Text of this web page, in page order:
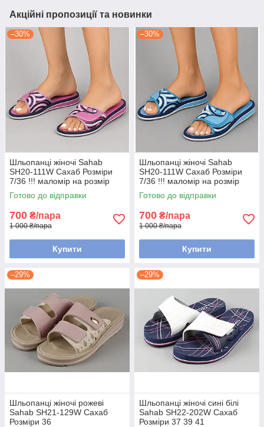
Акційні пропозиції та новинки
–30%
Шльопанці жіночі Sahab
SH20-111W Сахаб Розміри
7/36 !!! маломір на розмір
Готово до відправки
700 ₴/пара
1 000 ₴/пара
Купити
–30%
Шльопанці жіночі Sahab
SH20-111W Сахаб Розміри
7/36 !!! маломір на розмір
Готово до відправки
700 ₴/пара
1 000 ₴/пара
Купити
–29%
Шльопанці жіночі рожеві
Sahab SH21-129W Сахаб
Розміри 36
–29%
Шльопанці жіночі сині білі
Sahab SH22-202W Сахаб
Розміри 37 39 41